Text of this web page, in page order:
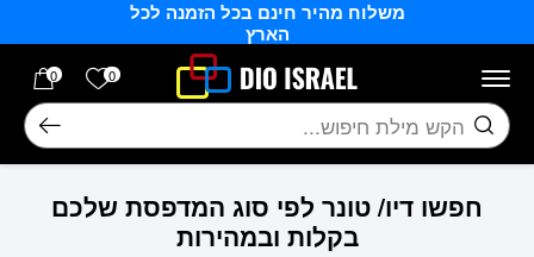
משלוח מהיר חינם בכל הזמנה לכל
הארץ
0 הרשימה
0
חיפוש
חפשו דיו/ טונר לפי סוג המדפסת שלכם
בקלות ובמהירות